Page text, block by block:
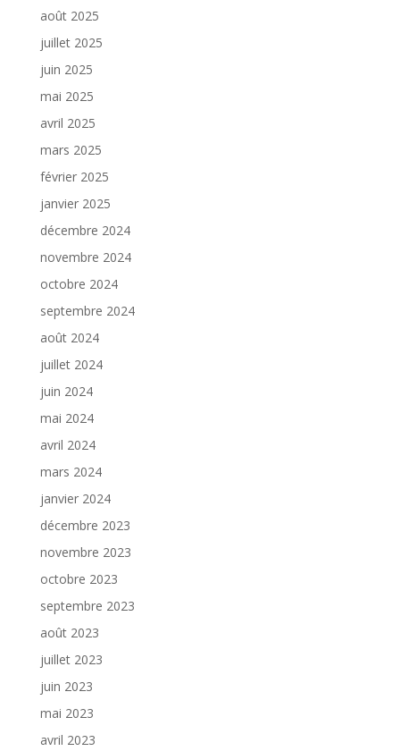
août 2025
juillet 2025
juin 2025
mai 2025
avril 2025
mars 2025
février 2025
janvier 2025
décembre 2024
novembre 2024
octobre 2024
septembre 2024
août 2024
juillet 2024
juin 2024
mai 2024
avril 2024
mars 2024
janvier 2024
décembre 2023
novembre 2023
octobre 2023
septembre 2023
août 2023
juillet 2023
juin 2023
mai 2023
avril 2023